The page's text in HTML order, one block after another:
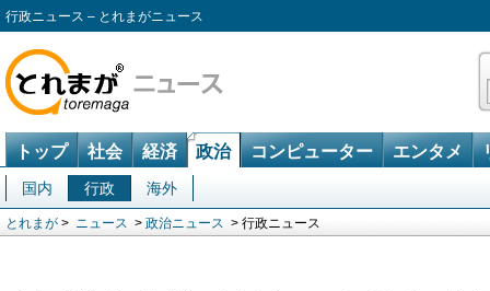
行政ニュース – とれまがニュース
トップ 社会 経済 政治 コンピューター エンタメ
国内 行政 海外
とれまが > ニュース > 政治ニュース > 行政ニュース